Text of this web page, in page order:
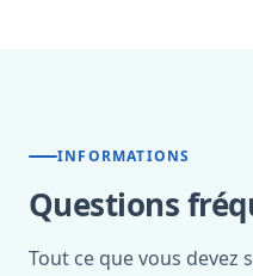
INFORMATIONS
Questions
Tout ce que vous devez